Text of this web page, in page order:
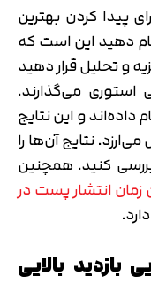
پیدا کردن بهترین
دهید این است که
و تحلیل قرار دهید
استوری می‌گذارند.
و این نتایج
نتایج آن‌ها را
کنید. همچنین
زمان انتشار پست در
بازدید بالایی